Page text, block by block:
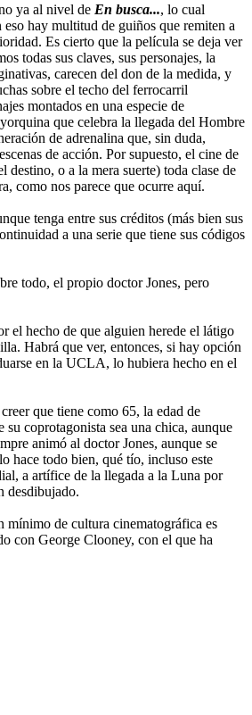
ya al nivel de En busca..., lo cual
hay multitud de guiños que remiten a
Es cierto que la película se deja ver
todas sus claves, sus personajes, la
carecen del don de la medida, y
sobre el techo del ferrocarril
montados en una especie de
que celebra la llegada del Hombre
de adrenalina que, sin duda,
de acción. Por supuesto, el cine de
destino, o a la mera suerte) toda clase de
como nos parece que ocurre aquí.
tenga entre sus créditos (más bien sus
a una serie que tiene sus códigos
todo, el propio doctor Jones, pero
el hecho de que alguien herede el látigo
Habrá que ver, entonces, si hay opción
en la UCLA, lo hubiera hecho en el
que tiene como 65, la edad de
coprotagonista sea una chica, aunque
animó al doctor Jones, aunque se
hace todo bien, qué tío, incluso este
a artífice de la llegada a la Luna por
desdibujado.
mínimo de cultura cinematográfica es
con George Clooney, con el que ha